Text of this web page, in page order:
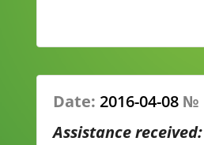
Date: 2016-04-08 №
Assistance